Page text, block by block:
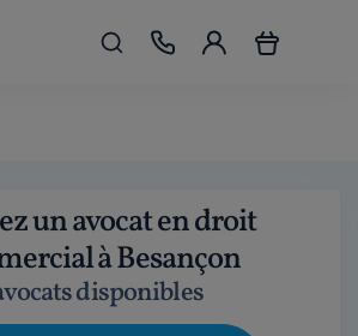
un avocat en droit
à Besançon
disponibles